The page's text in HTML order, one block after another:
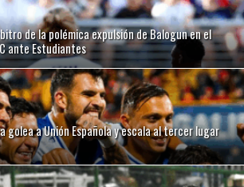
de la polémica expulsión de Balogun en el
ante Estudiantes
a Unión Española y escala al tercer lugar